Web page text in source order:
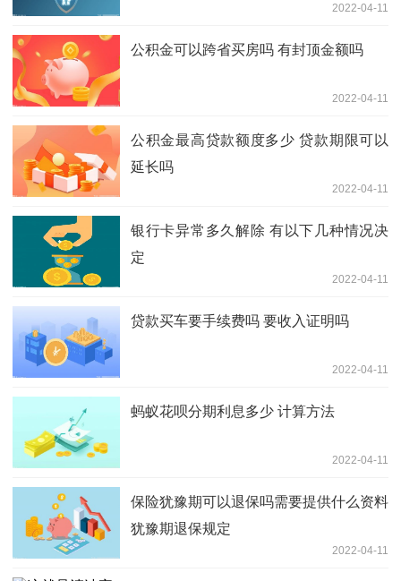
2022-04-11
公积金可以跨省买房吗 有封顶金额吗
2022-04-11
公积金最高贷款额度多少 贷款期限可以
延长吗
2022-04-11
银行卡异常多久解除 有以下几种情况决
定
2022-04-11
贷款买车要手续费吗 要收入证明吗
2022-04-11
蚂蚁花呗分期利息多少 计算方法
2022-04-11
保险犹豫期可以退保吗需要提供什么资料
犹豫期退保规定
2022-04-11